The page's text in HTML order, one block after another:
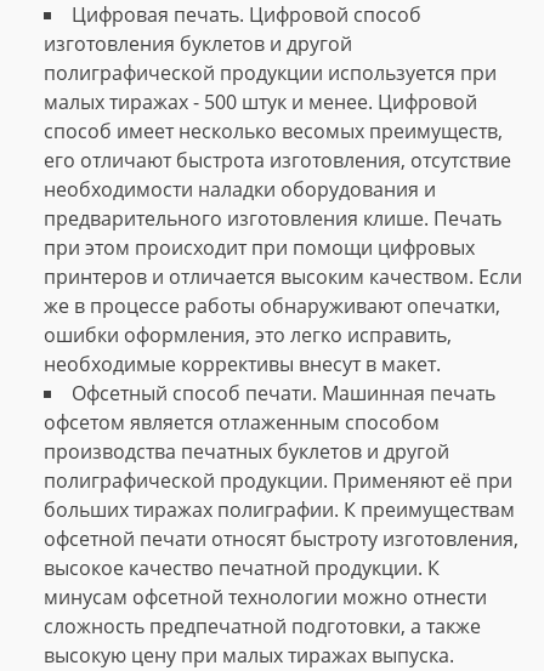
Цифровая печать. Цифровой способ
изготовления буклетов и другой
полиграфической продукции используется при
малых тиражах - 500 штук и менее. Цифровой
способ имеет несколько весомых преимуществ,
его отличают быстрота изготовления, отсутствие
необходимости наладки оборудования и
предварительного изготовления клише. Печать
при этом происходит при помощи цифровых
принтеров и отличается высоким качеством. Если
же в процессе работы обнаруживают опечатки,
ошибки оформления, это легко исправить,
необходимые коррективы внесут в макет.
Офсетный способ печати. Машинная печать
офсетом является отлаженным способом
производства печатных буклетов и другой
полиграфической продукции. Применяют её при
больших тиражах полиграфии. К преимуществам
офсетной печати относят быстроту изготовления,
высокое качество печатной продукции. К
минусам офсетной технологии можно отнести
сложность предпечатной подготовки, а также
высокую цену при малых тиражах выпуска.